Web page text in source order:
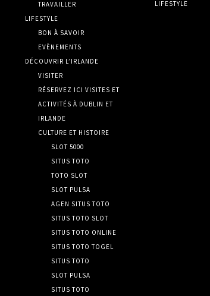
TRAVAILLER
LIFESTYLE
BON À SAVOIR
EVÈNEMENTS
DÉCOUVRIR L’IRLANDE
VISITER
RÉSERVEZ ICI VISITES ET
ACTIVITÉS À DUBLIN ET
IRLANDE
CULTURE ET HISTOIRE
SLOT 5000
SITUS TOTO
TOTO SLOT
SLOT PULSA
AGEN SITUS TOTO
SITUS TOTO SLOT
SITUS TOTO ONLINE
SITUS TOTO TOGEL
SITUS TOTO
SLOT PULSA
SITUS TOTO
LIFESTYLE